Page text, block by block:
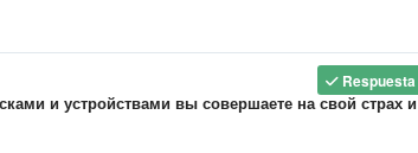
Respuesta
и устройствами вы совершаете на свой страх и